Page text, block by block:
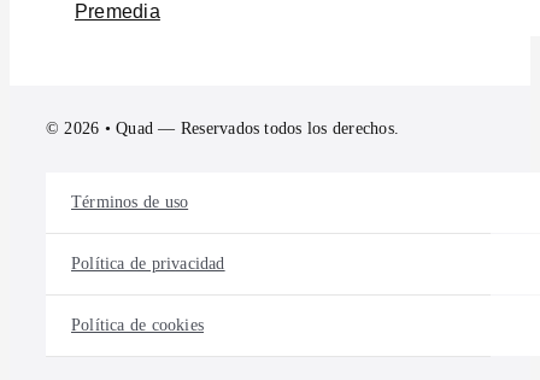
Premedia
© 2026 • Quad — Reservados todos los derechos.
Términos de uso
Política de privacidad
Política de cookies